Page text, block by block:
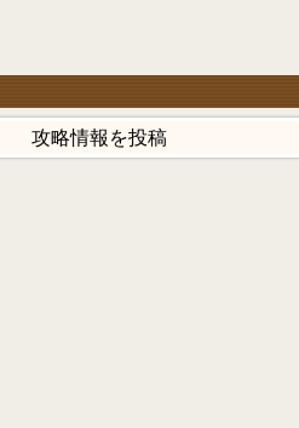
攻略情報を投稿